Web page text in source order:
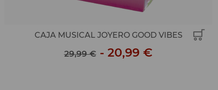
CAJA MUSICAL JOYERO GOOD VIBES
29,99 €- 20,99 €